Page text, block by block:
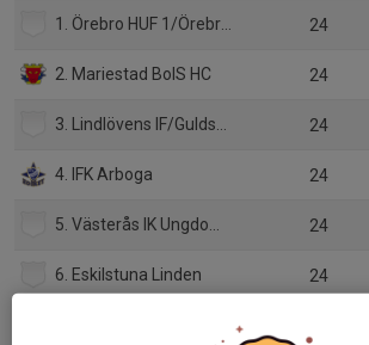
1. Örebro HUF 1/Örebro HK:1 24
2. Mariestad BoIS HC 24
3. Lindlövens IF/Guldsmedshytte SK 24
4. IFK Arboga 24
5. Västerås IK Ungdom/Västerås IK 24
6. Eskilstuna Linden 24